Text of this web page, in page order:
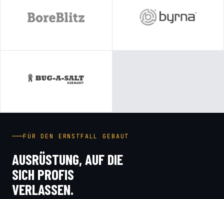
FÜR DEN ERNSTFALL GEBAUT
AUSRÜSTUNG, AUF DIE
SICH PROFIS
VERLASSEN.